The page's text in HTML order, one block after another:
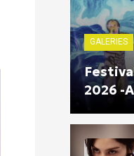
GALERIES
2026 -